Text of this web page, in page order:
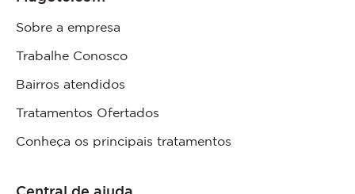
Sobre a empresa
Trabalhe Conosco
Bairros atendidos
Tratamentos Ofertados
Conheça os principais tratamentos
Central de ajuda